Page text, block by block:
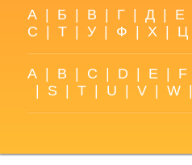
А Б В Г Д Е
С
Т У Ф Х Ц
A B C D E F
S T U V W